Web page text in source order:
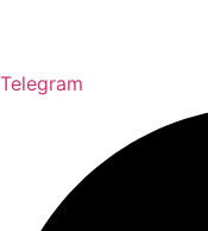
Telegram